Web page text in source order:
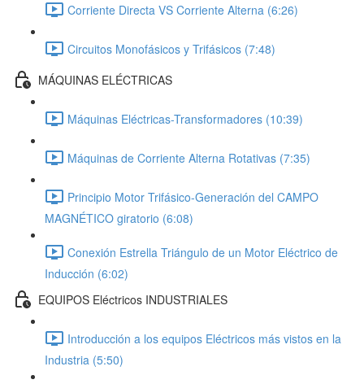
Corriente Directa VS Corriente Alterna (6:26)
Circuitos Monofásicos y Trifásicos (7:48)
MÁQUINAS ELÉCTRICAS
Máquinas Eléctricas-Transformadores (10:39)
Máquinas de Corriente Alterna Rotativas (7:35)
Principio Motor Trifásico-Generación del CAMPO
MAGNÉTICO giratorio (6:08)
Conexión Estrella Triángulo de un Motor Eléctrico de
Inducción (6:02)
EQUIPOS Eléctricos INDUSTRIALES
Introducción a los equipos Eléctricos más vistos en la
Industria (5:50)